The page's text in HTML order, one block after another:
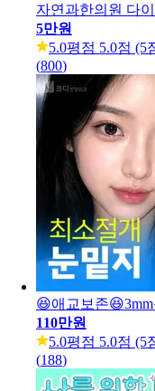
자연과한의원 다
5만원
5.0평점 5.0점 (5
(800)
😆애교보존
110만원
5.0평점 5.0점 (5
(188)